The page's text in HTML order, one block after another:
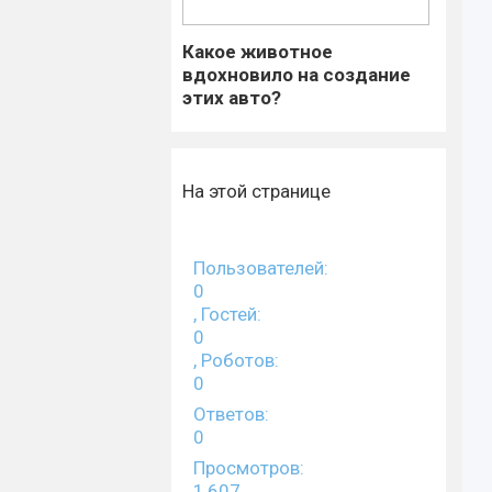
Какое животное
вдохновило на создание
этих авто?
На этой странице
Пользователей:
0
, Гостей:
0
, Роботов:
0
Ответов:
0
Просмотров: